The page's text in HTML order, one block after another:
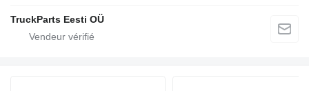
TruckParts Eesti OÜ